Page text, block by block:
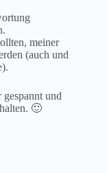
meiner
(auch und
und
🙂